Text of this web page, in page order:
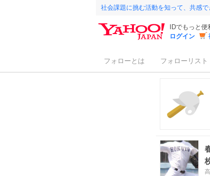
社会課題に挑む活動を知って、共感
IDでもっと便
ログイン
フォローとは フォローリスト